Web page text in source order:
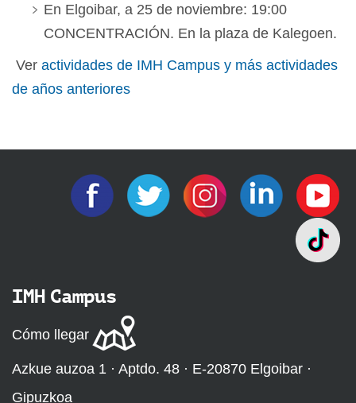
En Elgoibar, a 25 de noviembre: 19:00
CONCENTRACIÓN. En la plaza de Kalegoen.
Ver actividades de IMH Campus y más actividades
de años anteriores
IMH Campus
Cómo llegar
Azkue auzoa 1 · Aptdo. 48 · E-20870 Elgoibar ·
Gipuzkoa